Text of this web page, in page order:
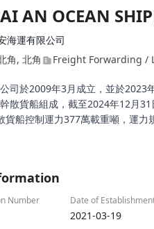
AN OCEAN
海運有限公司
角, 北角
Freight Forwarding /
司於2009年3月成立，並於
散貨船組成，截至2024年12月
貨船控制運力377萬載重噸，運
建立了長期穩定的合作關係。大
Number Date of
2021-03-19